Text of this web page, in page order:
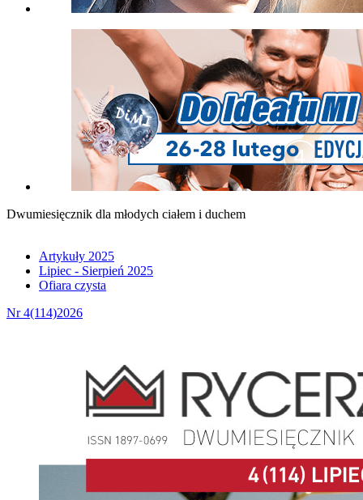
Dwumiesięcznik dla młodych ciałem i duchem
Artykuły 2025
Lipiec - Sierpień 2025
Ofiara czysta
Nr 4(114)2026